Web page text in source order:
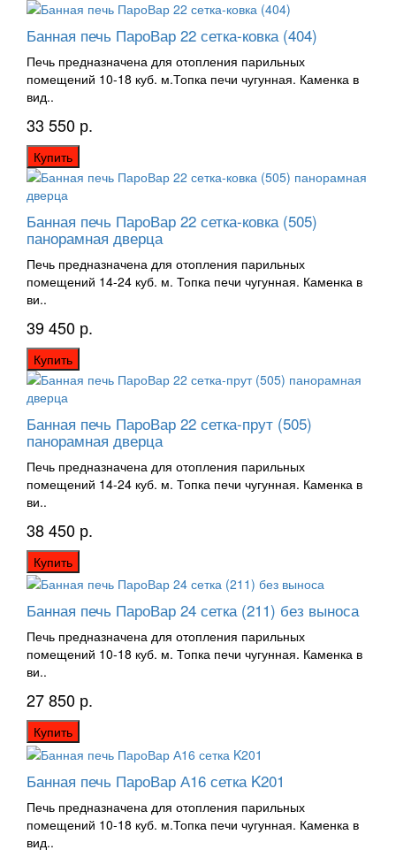
Банная печь ПароВар 22 сетка-ковка (404)
Печь предназначена для отопления парильных
помещений 10-18 куб. м.Топка печи чугунная. Каменка в
вид..
33 550 р.
Купить
Банная печь ПароВар 22 сетка-ковка (505)
панорамная дверца
Печь предназначена для отопления парильных
помещений 14-24 куб. м. Топка печи чугунная. Каменка в
ви..
39 450 р.
Купить
Банная печь ПароВар 22 сетка-прут (505)
панорамная дверца
Печь предназначена для отопления парильных
помещений 14-24 куб. м. Топка печи чугунная. Каменка в
ви..
38 450 р.
Купить
Банная печь ПароВар 24 сетка (211) без выноса
Печь предназначена для отопления парильных
помещений 10-18 куб. м. Топка печи чугунная. Каменка в
ви..
27 850 р.
Купить
Банная печь ПароВар А16 сетка K201
Печь предназначена для отопления парильных
помещений 10-18 куб. м.Топка печи чугунная. Каменка в
вид..